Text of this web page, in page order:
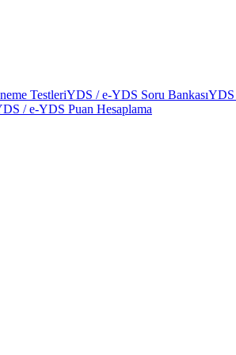
TestleriYDS / e-YDS Soru BankasıYDS
/ e-YDS Puan Hesaplama